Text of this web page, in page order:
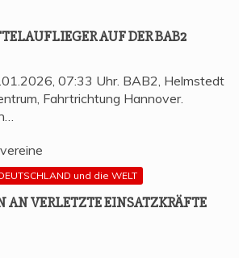
AUF DER BAB2
07:33 Uhr. BAB2, Helmstedt
Fahrtrichtung Hannover.
und die WELT
AN VER­LETZ­TE EIN­SATZ­KRÄF­TE